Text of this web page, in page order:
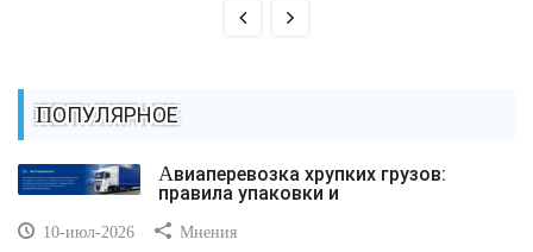
ПОПУЛЯРНОЕ
Авиаперевозка хрупких грузов:
правила упаковки и
10-июл-2026 Мнения